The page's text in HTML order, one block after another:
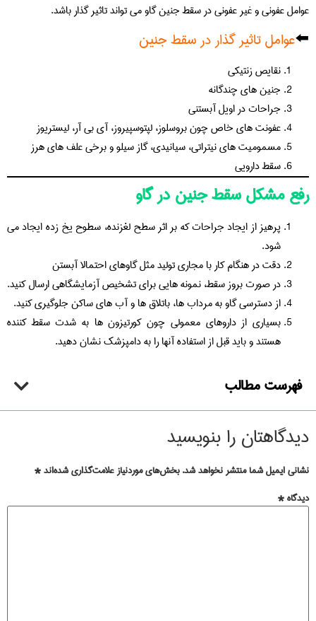
عوامل عفونی و غیر عفونی در سقط جنین گاو می تواند تاثیر گذار باشد.
⬅️عوامل تاثیر گذار در سقط جنین
نقایص زنتیکی
جنین های چندگانه
جراحات در اویل آبستنی
عفونت های خاص چون بروسلوز، لپتوسپیروز، آی بی آر، لیستریوز
مسمومیت های نیتراتی، سیانیدی، گاز سیلو و برخی علف های هرز
سقط دارویی
رفع مشکل سقط جنین در گاو
پرهیز از ایجاد جراحات که بر اثر سطح لغزنده، سطوح یخ زده ایجاد می
شود.
دقت در هنگام کار با مجاری تولید مثل گاوهای احتمالا آبستن
در صورت بروز سقط، نمونه هایی برای تشخیص آزمایشگاهی ارسال کنید.
از دسترسی گاو به مرداب ها، باتلاق ها و آب های ساکن جلوگیری کنید.
بسیاری از داروهای معمولی چون کورتیزون ها به شدت سقط کننده
هستند و باید قبل از استفاده آنها را به دامپزشک نشان دهید.
فهرست مطالب
دیدگاهتان را بنویسید
نشانی ایمیل شما منتشر نخواهد شد. بخش‌های موردنیاز علامت‌گذاری شده‌اند*
دیدگاه*